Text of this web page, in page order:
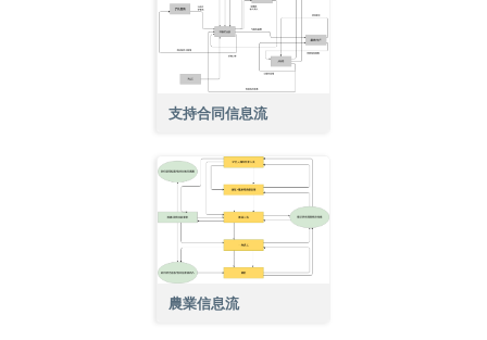
支持合同信息流
農業信息流